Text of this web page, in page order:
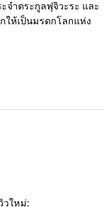
จำตระกูลฟุจิวะระ และ
ให้เป็นมรดกโลกแห่ง
วใหม่: